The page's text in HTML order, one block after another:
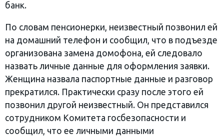
банк.
По словам пенсионерки, неизвестный позвонил ей
на домашний телефон и сообщил, что в подъезде
организована замена домофона, ей следовало
назвать личные данные для оформления заявки.
Женщина назвала паспортные данные и разговор
прекратился. Практически сразу после этого ей
позвонил другой неизвестный. Он представился
сотрудником Комитета госбезопасности и
сообщил, что ее личными данными